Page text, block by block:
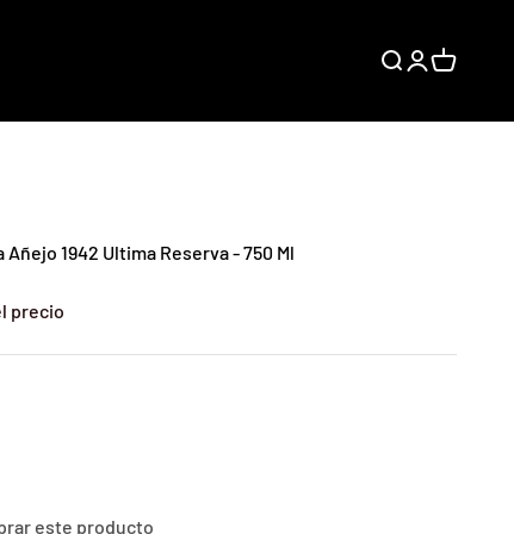
BuscarIniciar sesión
Carrito
1942 Ultima Reserva - 750 Ml
precio
este producto